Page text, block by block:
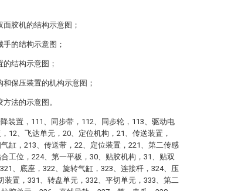
胶机的结构示意图；
的结构示意图；
结构示意图；
保压装置的机构示意图；
法的示意图。
装置，111、同步带，112、同步轮，113、驱动电
12、飞达单元，20、定位机构，21、传送装置，
缸，213、传送带，22、定位装置，221、第二传感
工位，224、第一平板，30、贴胶机构，31、贴双
、底座，322、旋转气缸，323、连接杆，324、压
装置，331、转盘单元，332、平切单元，333、第二